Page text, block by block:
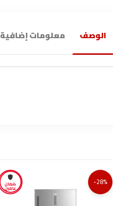
الوصف معلومات إضافية
ضمان
عامين
-28%